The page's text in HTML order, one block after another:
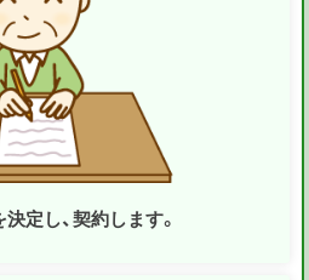
定し、契約します。